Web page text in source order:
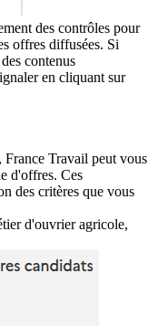
des contrôles pour
offres diffusées. Si
contenus
en cliquant sur
France Travail peut vous
d'offres. Ces
des critères que vous
d'ouvrier agricole,